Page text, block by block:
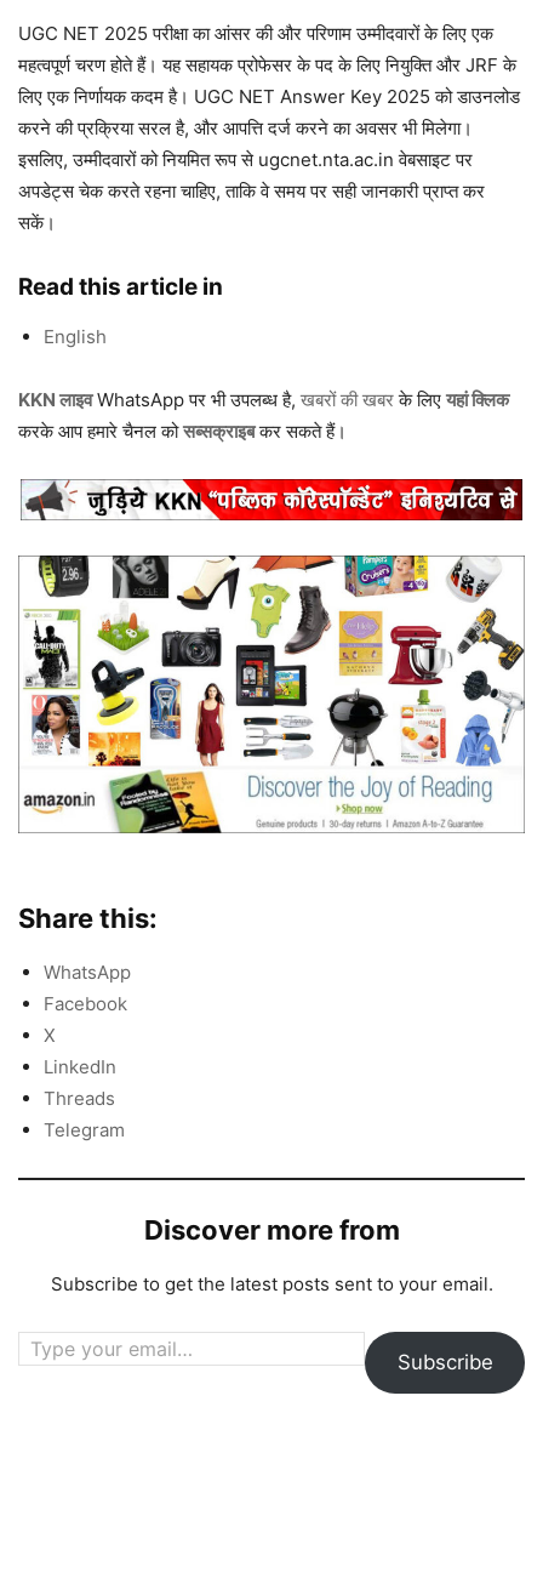
UGC NET 2025 परीक्षा का आंसर की और परिणाम उम्मीदवारों के लिए एक
महत्वपूर्ण चरण होते हैं। यह सहायक प्रोफेसर के पद के लिए नियुक्ति और JRF के
लिए एक निर्णायक कदम है। UGC NET Answer Key 2025 को डाउनलोड
करने की प्रक्रिया सरल है, और आपत्ति दर्ज करने का अवसर भी मिलेगा।
इसलिए, उम्मीदवारों को नियमित रूप से ugcnet.nta.ac.in वेबसाइट पर
अपडेट्स चेक करते रहना चाहिए, ताकि वे समय पर सही जानकारी प्राप्त कर
सकें।
Read this article in
English
KKN लाइवWhatsApp पर भी उपलब्ध है, खबरों की खबरके लिए यहां क्लिक
करके आप हमारे चैनल कोसब्सक्राइबकर सकते हैं।
Share this:
WhatsApp
Facebook
X
LinkedIn
Threads
Telegram
Discover more from
Subscribe to get the latest posts sent to your email.
Type your email…
Subscribe